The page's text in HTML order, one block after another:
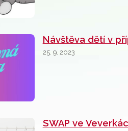
Návštěva dětí v
25. 9. 2023
SWAP ve